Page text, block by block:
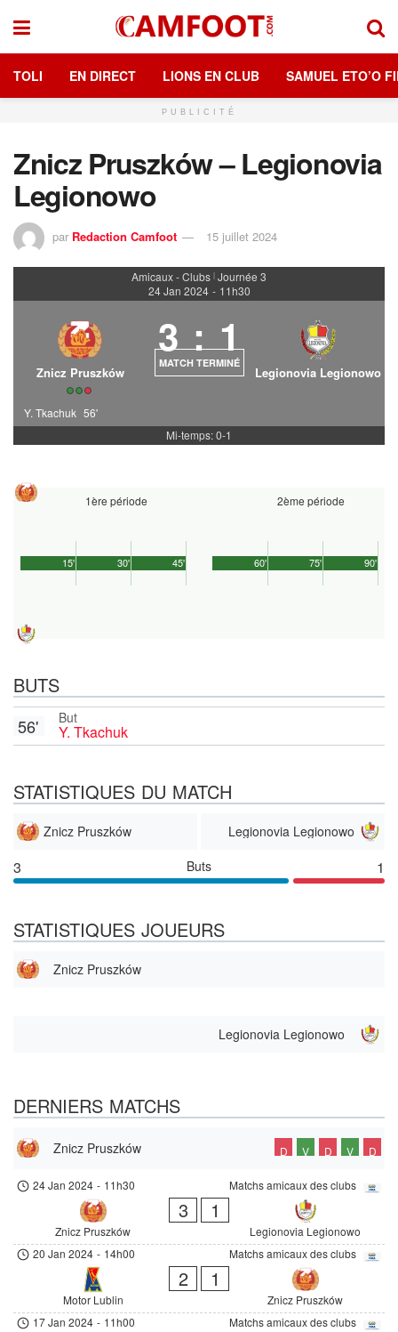
TOLI EN DIRECT LIONS EN CLUB SAMUEL ETO’O
PUBLICITÉ
Znicz Pruszków – Legionovia
Legionowo
par Redaction Camfoot 15 juillet 2024
Amicaux - Clubs | Journée 3
24 Jan 2024 - 11h30
Znicz Pruszków
3 : 1
MATCH TERMINÉ
Legionovia Legionowo
Y. Tkachuk 56'
Mi-temps: 0-1
1ère période
45'
15' 30'
2ème période
90'
60' 75'
BUTS
But
Y. Tkachuk
56'
STATISTIQUES DU MATCH
Znicz Pruszków Legionovia Legionowo
3 Buts 1
STATISTIQUES JOUEURS
Znicz Pruszków
Legionovia Legionowo
DERNIERS MATCHS
Znicz Pruszków D V D V D
Matchs amicaux des clubs
24 Jan 2024 - 11h30
Znicz Pruszków
3 1
Legionovia Legionowo
Matchs amicaux des clubs
20 Jan 2024 - 14h00
Motor Lublin
2 1
Znicz Pruszków
Matchs amicaux des clubs
17 Jan 2024 - 11h00